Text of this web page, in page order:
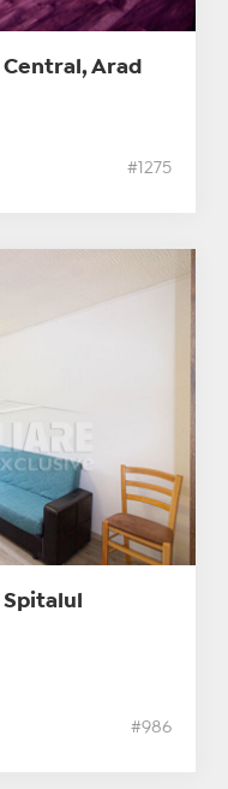
Arad
#1275
#986